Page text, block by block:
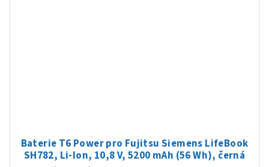
Baterie T6 Power pro Fujitsu Siemens LifeBook
SH782, Li-Ion, 10,8 V, 5200 mAh (56 Wh), černá